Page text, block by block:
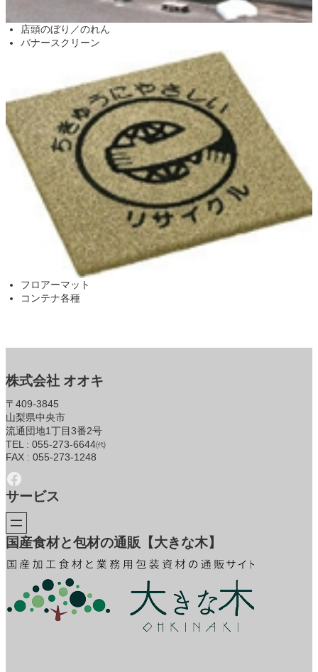
店頭のぼり／のれん
バナースクリーン
フロアーマット
コンテナ各種
株式会社 オオキ
〒409-3845
山梨県中央市
流通団地1丁目3番2号
TEL : 055-273-6644㈹
FAX : 055-273-1248
Facebook
サービス
国産食材と包材の通販【大きな木】